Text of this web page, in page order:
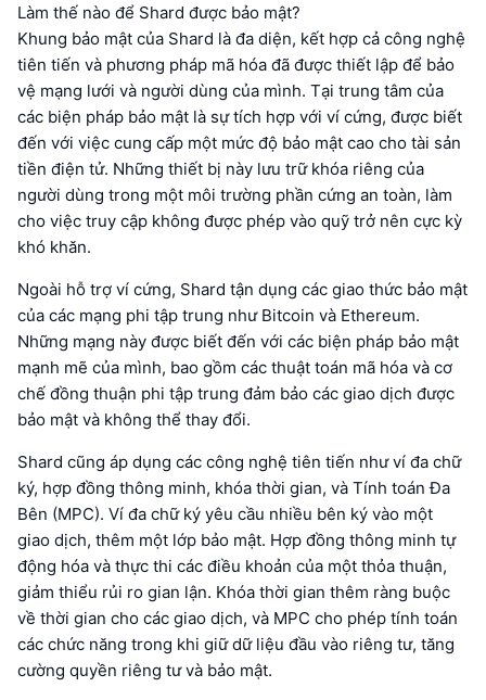
Làm thế nào để Shard được bảo mật?
Khung bảo mật của Shard là đa diện, kết hợp cả công nghệ
tiên tiến và phương pháp mã hóa đã được thiết lập để bảo
vệ mạng lưới và người dùng của mình. Tại trung tâm của
các biện pháp bảo mật là sự tích hợp với ví cứng, được biết
đến với việc cung cấp một mức độ bảo mật cao cho tài sản
tiền điện tử. Những thiết bị này lưu trữ khóa riêng của
người dùng trong một môi trường phần cứng an toàn, làm
cho việc truy cập không được phép vào quỹ trở nên cực kỳ
khó khăn.
Ngoài hỗ trợ ví cứng, Shard tận dụng các giao thức bảo mật
của các mạng phi tập trung như Bitcoin và Ethereum.
Những mạng này được biết đến với các biện pháp bảo mật
mạnh mẽ của mình, bao gồm các thuật toán mã hóa và cơ
chế đồng thuận phi tập trung đảm bảo các giao dịch được
bảo mật và không thể thay đổi.
Shard cũng áp dụng các công nghệ tiên tiến như ví đa chữ
ký, hợp đồng thông minh, khóa thời gian, và Tính toán Đa
Bên (MPC). Ví đa chữ ký yêu cầu nhiều bên ký vào một
giao dịch, thêm một lớp bảo mật. Hợp đồng thông minh tự
động hóa và thực thi các điều khoản của một thỏa thuận,
giảm thiểu rủi ro gian lận. Khóa thời gian thêm ràng buộc
về thời gian cho các giao dịch, và MPC cho phép tính toán
các chức năng trong khi giữ dữ liệu đầu vào riêng tư, tăng
cường quyền riêng tư và bảo mật.